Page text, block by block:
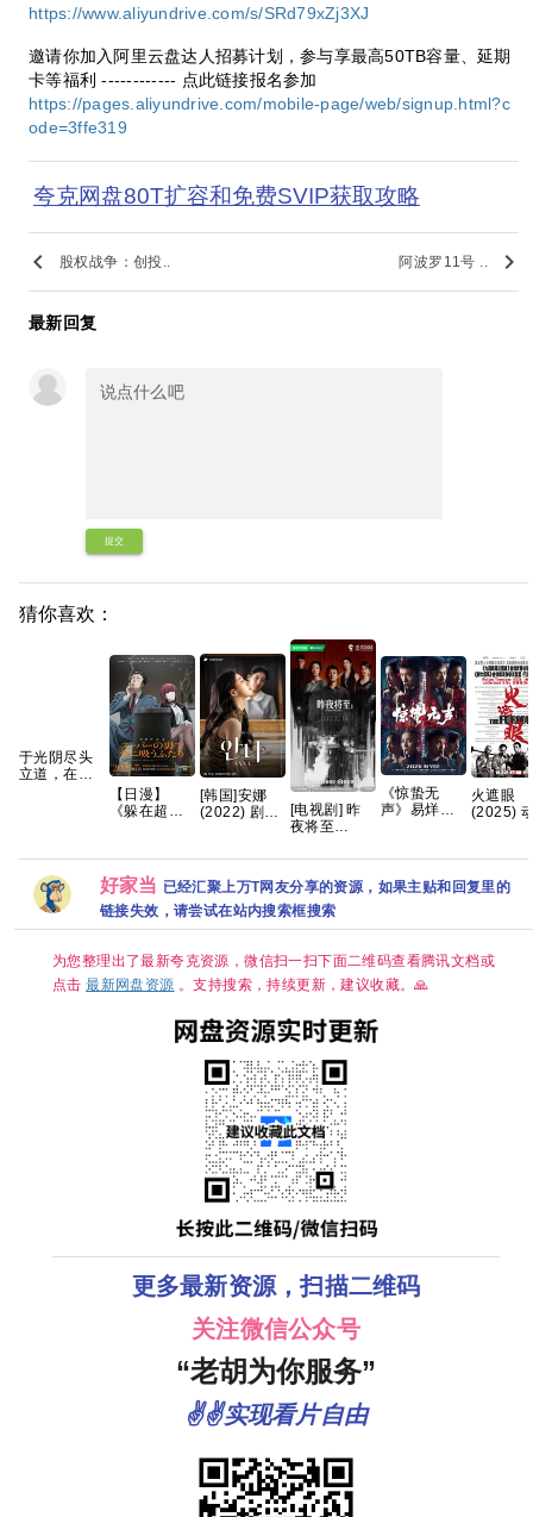
https://www.aliyundrive.com/s/SRd79xZj3XJ
邀请你加入阿里云盘达人招募计划，参与享最高50TB容量、延期
卡等福利 ------------ 点此链接报名参加
https://pages.aliyundrive.com/mobile-page/web/signup.html?c
ode=3ffe319
夸克网盘80T扩容和免费SVIP获取攻略
keyboard_arrow_left 股权战争：创投.. 阿波罗11号 .. keyboard_arrow_right
最新回复
提交
猜你喜欢：
于光阴尽头
立道，在轮
之外》典藏
完整版
【日漫】
《躲在超市
动画/剧情/爱
情/CR完结
夸克
[韩国]安娜
(2022) 剧情
翰 / 朴艺荣
又名: 第二个
安娜 / 두 번
째 안나 /
Anna 夸克
[电视剧] 昨
夜将至
国语中字 (全
12集)
[12.2G]
《惊蛰无
声》易烊千
幂 张译 刘诗
诗2026/剧
情/犯罪/4K
火遮眼
(2025)
Furious
好家当 已经汇聚上万T网友分享的资源，如果主贴和回复里的
链接失效，请尝试在站内搜索框搜索
为您整理出了最新夸克资源，微信扫一扫下面二维码查看腾讯文档或
点击最新网盘资源 。支持搜索，持续更新，建议收藏。🙏
更多最新资源，扫描二维码
关注微信公众号
“老胡为你服务”
✌✌实现看片自由